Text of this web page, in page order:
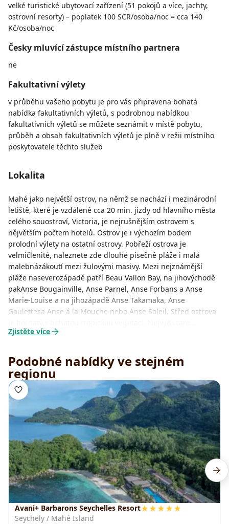
velké turistické ubytovací zařízení (51 pokojů a více, jachty,
ostrovní resorty) – poplatek 100 SCR/osoba/noc = cca 140
Kč/osoba/noc
Česky mluvící zástupce místního partnera
ne
Fakultativní výlety
v průběhu vašeho pobytu je pro vás připravena bohatá
nabídka fakultativních výletů, s podrobnou nabídkou
fakultativních výletů se můžete seznámit v místě pobytu,
průběh a obsah fakultativních výletů je plně v režii místního
poskytovatele těchto služeb
Lokalita
Mahé jako největší ostrov, na němž se nachází i mezinárodní
letiště, které je vzdálené cca 20 min. jízdy od hlavního města
celého souostroví, Victoria, je nejrušnějším ostrovem s
nějvětším počtem hotelů. Ostrov je i výchozím bodem
prolodní výlety na ostatní ostrovy. Pobřeží ostrova je
velmičlenité, naleznete zde dlouhé písečné pláže i malá
malebnázákoutí mezi žulovými masivy. Mezi nejznámější
pláže naseverozápadě patří Beau Vallon Bay, na jihovýchodě
pakAnse Bougainville, Anse Parnel, Anse Forbans a Anse
Marie-Louise a na jihozápadě Anse Takamaka, Anse
Gaulettesa Anse á la Mouche nebo Anse Soleil. Střed ostrova
Zjistěte více
Podobné nabídky ve stejném
regionu
Avani+ Barbarons Seychelles Resort
Seychely / Mahé Island